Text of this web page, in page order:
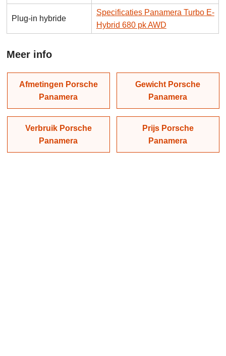
Plug-in hybride
Specificaties Panamera Turbo E-
Hybrid 680 pk AWD
Meer info
Afmetingen Porsche
Panamera
Gewicht Porsche
Panamera
Verbruik Porsche
Panamera
Prijs Porsche
Panamera